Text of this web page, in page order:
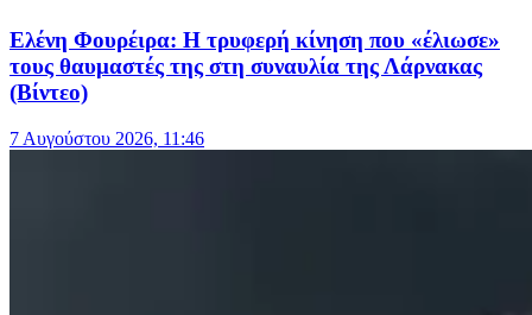
Ελένη Φουρέιρα: Η τρυφερή κίνηση που «έλιωσε»
τους θαυμαστές της στη συναυλία της Λάρνακας
(Βίντεο)
7 Αυγούστου 2026, 11:46